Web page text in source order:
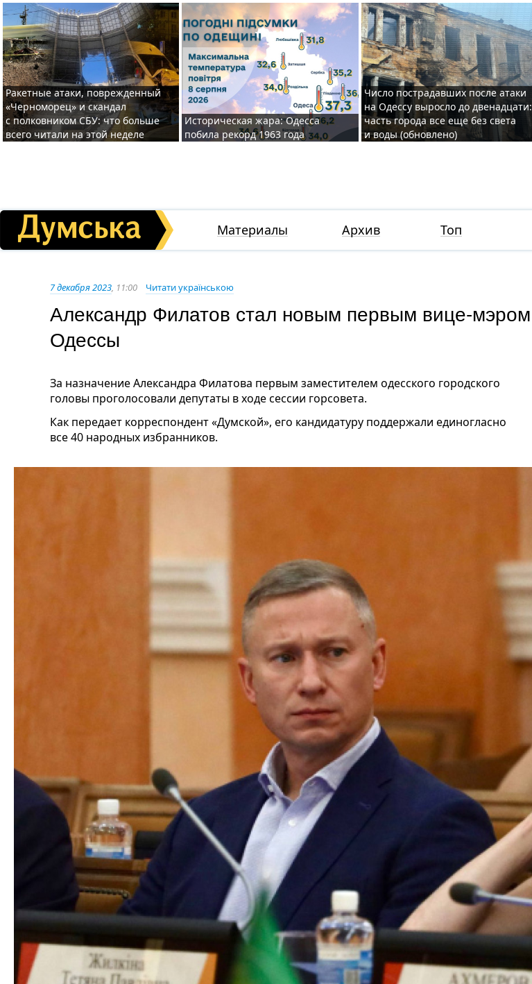
Ракетные атаки, поврежденный
«Черноморец» и скандал
с полковником СБУ: что больше
всего читали на этой неделе
Историческая жара: Одесса
побила рекорд 1963 года
Число пострадавших после атаки
на Одессу выросло до двенадцати:
часть города все еще без света
и воды (обновлено)
Материалы Архив Топ
7 декабря 2023, 11:00 Читати українською
Александр Филатов стал новым первым вице-мэром
Одессы
За назначение Александра Филатова первым заместителем одесского городского
головы проголосовали депутаты в ходе сессии горсовета.
Как передает корреспондент «Думской», его кандидатуру поддержали единогласно
все 40 народных избранников.